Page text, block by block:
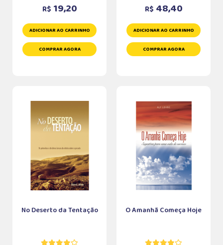
R$ 19,20
ADICIONAR AO CARRINHO
COMPRAR AGORA
R$ 48,40
ADICIONAR AO CARRINHO
COMPRAR AGORA
No Deserto da Tentação O Amanhã Começa Hoje